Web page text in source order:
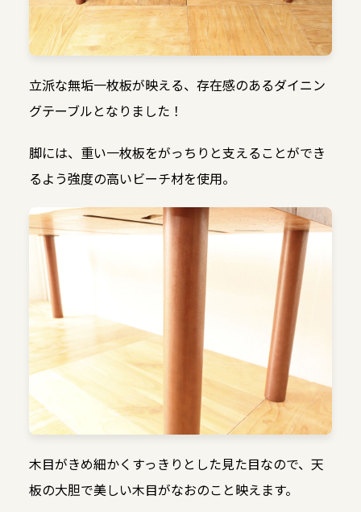
立派な無垢一枚板が映える、存在感のあるダイニン
グテーブルとなりました！
脚には、重い一枚板をがっちりと支えることができ
るよう強度の高いビーチ材を使用。
木目がきめ細かくすっきりとした見た目なので、天
板の大胆で美しい木目がなおのこと映えます。